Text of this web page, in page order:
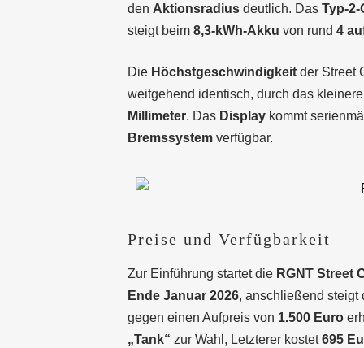
den Aktionsradiusdeutlich. Das Typ-
steigt beim 8,3-kWh-Akku von rund 4
Die Höchstgeschwindigkeitder Street
weitgehend identisch, durch das
Millimeter. Das Display kommt
Bremssystemverfügbar.
Preise und Verfügbarkeit
Zur Einführung startet die RGNT Street
Ende Januar 2026, anschließend steigt
gegen einen Aufpreis von 1.500 Euro
„Tank“ zur Wahl, Letzterer kostet695